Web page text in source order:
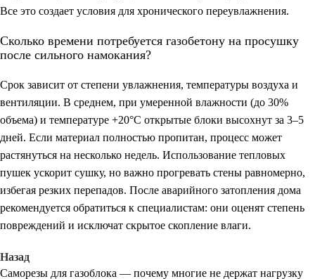
Все это создает условия для хронического переувлажнения.
Сколько времени потребуется газобетону на просушку
после сильного намокания?
Срок зависит от степени увлажнения, температуры воздуха и
вентиляции. В среднем, при умеренной влажности (до 30%
объема) и температуре +20°C открытые блоки высохнут за 3–5
дней. Если материал полностью пропитан, процесс может
растянуться на несколько недель. Использование тепловых
пушек ускорит сушку, но важно прогревать стены равномерно,
избегая резких перепадов. После аварийного затопления дома
рекомендуется обратиться к специалистам: они оценят степень
повреждений и исключат скрытое скопление влаги.
Назад
Саморезы для газоблока — почему многие не держат нагрузку